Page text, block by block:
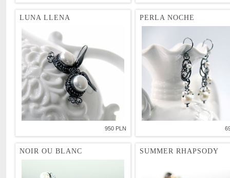
LUNA LLENA
950 PLN
PERLA NOCHE
NOIR OU BLANC SUMMER RHAPSODY